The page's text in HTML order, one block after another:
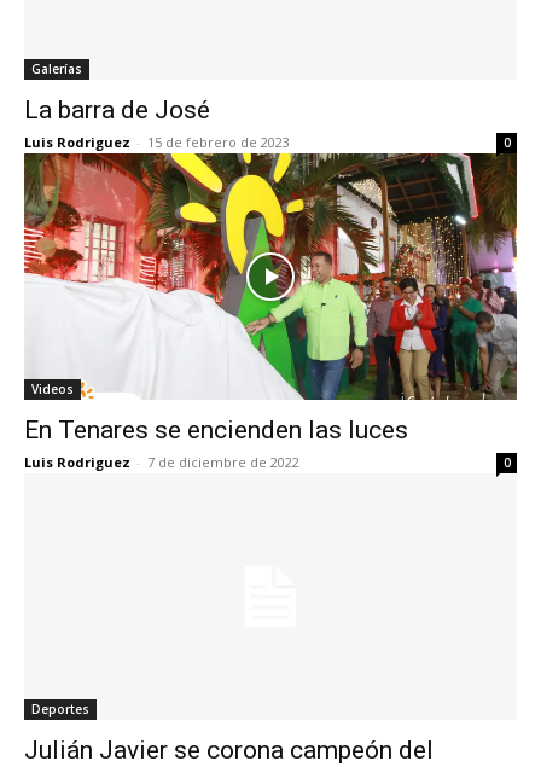
Galerías
La barra de José
Luis Rodriguez - 15 de febrero de 2023 0
Videos
En Tenares se encienden las luces
Luis Rodriguez - 7 de diciembre de 2022 0
Deportes
Julián Javier se corona campeón del